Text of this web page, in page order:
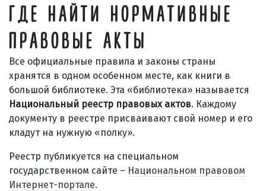
ГДЕ НАЙТИ НОРМАТИВНЫЕ
ПРАВОВЫЕ АКТЫ
Все официальные правила и законы страны
хранятся в одном особенном месте, как книги в
большой библиотеке. Эта «библиотека» называется
Национальный реестр правовых актов. Каждому
документу в реестре присваивают свой номер и его
кладут на нужную «полку».
Реестр публикуется на специальном
государственном сайте – Национальном правовом
Интернет-портале.